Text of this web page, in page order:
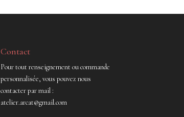
Contact
Pour tout renseignement ou commande
personnalisée, vous pouvez nous
contacter par mail :
atelier.arcat@gmail.com